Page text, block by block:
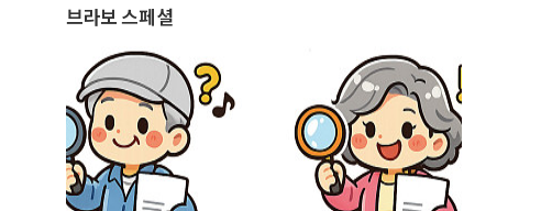
브라보 스페셜